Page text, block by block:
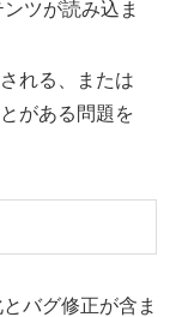
ツが読み込ま
れる、または
がある問題を
バグ修正が含ま